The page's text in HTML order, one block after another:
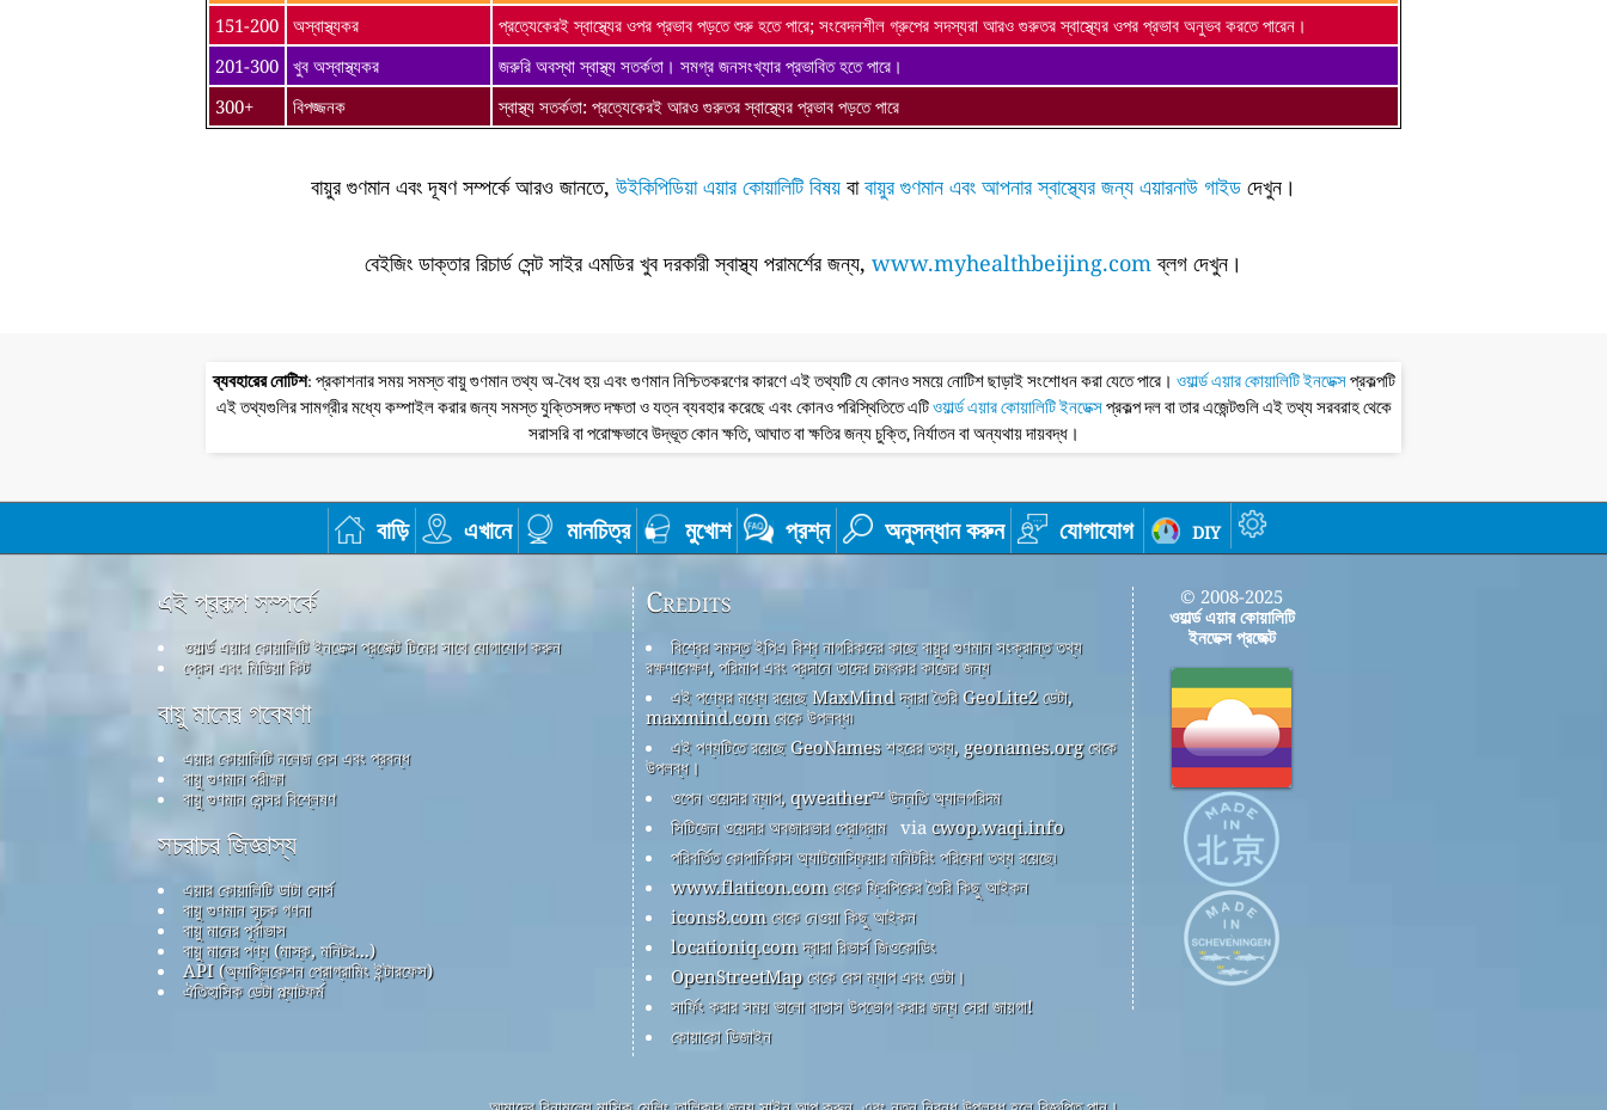
151-200 অস্বাস্থ্যকর
প্রত্যেকেরই স্বাস্থ্যের ওপর প্রভাব পড়তে শুরু হতে পারে; সংবেদনশীল গ্রুপের সদস্যরা আরও গুরুতর স্বাস্থ্যের ওপর প্রভাব অনুভব করতে পারেন।
201-300 খুব অস্বাস্থ্যকর
জরুরি অবস্থা স্বাস্থ্য সতর্কতা। সমগ্র জনসংখ্যার প্রভাবিত হতে পারে।
300+
বিপজ্জনক স্বাস্থ্য সতর্কতা: প্রত্যেকেরই আরও গুরুতর স্বাস্থ্যের প্রভাব পড়তে পারে
বায়ুর গুণমান এবং দূষণ সম্পর্কে আরও জানতে, উইকিপিডিয়া এয়ার কোয়ালিটি বিষয় বাবায়ুর গুণমান এবং আপনার স্বাস্থ্যের জন্য এয়ারনাউ গাইড দেখুন।
বেইজিং ডাক্তার রিচার্ড সেন্ট সাইর এমডির খুব দরকারী স্বাস্থ্য পরামর্শের জন্য, www.myhealthbeijing.comব্লগ দেখুন।
ব্যবহারের নোটিশ: প্রকাশনার সময় সমস্ত বায়ু গুণমান তথ্য অ-বৈধ হয় এবং গুণমান নিশ্চিতকরণের কারণে এই তথ্যটি যে কোনও সময়ে নোটিশ ছাড়াই সংশোধন করা যেতে পারে। ওয়ার্ল্ড এয়ার কোয়ালিটি ইনডেক্সপ্রকল্পটি
এই তথ্যগুলির সামগ্রীর মধ্যে কম্পাইল করার জন্য সমস্ত যুক্তিসঙ্গত দক্ষতা ও যত্ন ব্যবহার করেছে এবং কোনও পরিস্থিতিতে এটিওয়ার্ল্ড এয়ার কোয়ালিটি ইনডেক্সপ্রকল্প দল বা তার এজেন্টগুলি এই তথ্য সরবরাহ থেকে
সরাসরি বা পরোক্ষভাবে উদ্ভূত কোন ক্ষতি, আঘাত বা ক্ষতির জন্য চুক্তি, নির্যাতন বা অন্যথায় দায়বদ্ধ।
বাড়ি এখানে মানচিত্র মুখোশ প্রশ্ন অনুসন্ধান করুন যোগাযোগ diy
এই প্রকল্প সম্পর্কে
ওয়ার্ল্ড এয়ার কোয়ালিটি ইনডেক্স প্রজেক্ট টিমের সাথে যোগাযোগ করুন
প্রেস এবং মিডিয়া কিট
বায়ু মানের গবেষণা
এয়ার কোয়ালিটি নলেজ বেস এবং প্রবন্ধ
বায়ু গুণমান পরীক্ষা
বায়ু গুণমান সেন্সর বিশ্লেষণ
সচরাচর জিজ্ঞাস্য
এয়ার কোয়ালিটি ডাটা সোর্স
বায়ু গুণমান সূচক গণনা
বায়ু মানের পূর্বাভাস
বায়ু মানের পণ্য (মাস্ক, মনিটর...)
API (অ্যাপ্লিকেশন প্রোগ্রামিং ইন্টারফেস)
ঐতিহাসিক ডেটা প্ল্যাটফর্ম
Credits
বিশ্বের সমস্ত ইপিএ বিশ্ব নাগরিকদের কাছে বায়ুর গুণমান সংক্রান্ত তথ্য
রক্ষণাবেক্ষণ, পরিমাপ এবং প্রদানে তাদের চমৎকার কাজের জন্য
এই পণ্যের মধ্যে রয়েছে MaxMind দ্বারা তৈরি GeoLite2 ডেটা,
maxmind.com থেকে উপলব্ধ৷
এই পণ্যটিতে রয়েছে GeoNames শহরের তথ্য, geonames.org থেকে
উপলব্ধ।
ওপেন ওয়েদার ম্যাপ, qweather™ উন্নতি অ্যালগরিদম
সিটিজেন ওয়েদার অবজারভার প্রোগ্রাম via cwop.waqi.info
পরিবর্তিত কোপার্নিকাস অ্যাটমোস্ফিয়ার মনিটরিং পরিষেবা তথ্য রয়েছে৷
www.flaticon.com থেকে ফ্রিপিকের তৈরি কিছু আইকন
icons8.com থেকে নেওয়া কিছু আইকন
locationiq.com দ্বারা রিভার্স জিওকোডিং
OpenStreetMap থেকে বেস ম্যাপ এবং ডেটা।
সার্ফিং করার সময় ভালো বাতাস উপভোগ করার জন্য সেরা জায়গা!
কোয়াকো ডিজাইন
© 2008-2025
ওয়ার্ল্ড এয়ার কোয়ালিটি
ইনডেক্স প্রজেক্ট